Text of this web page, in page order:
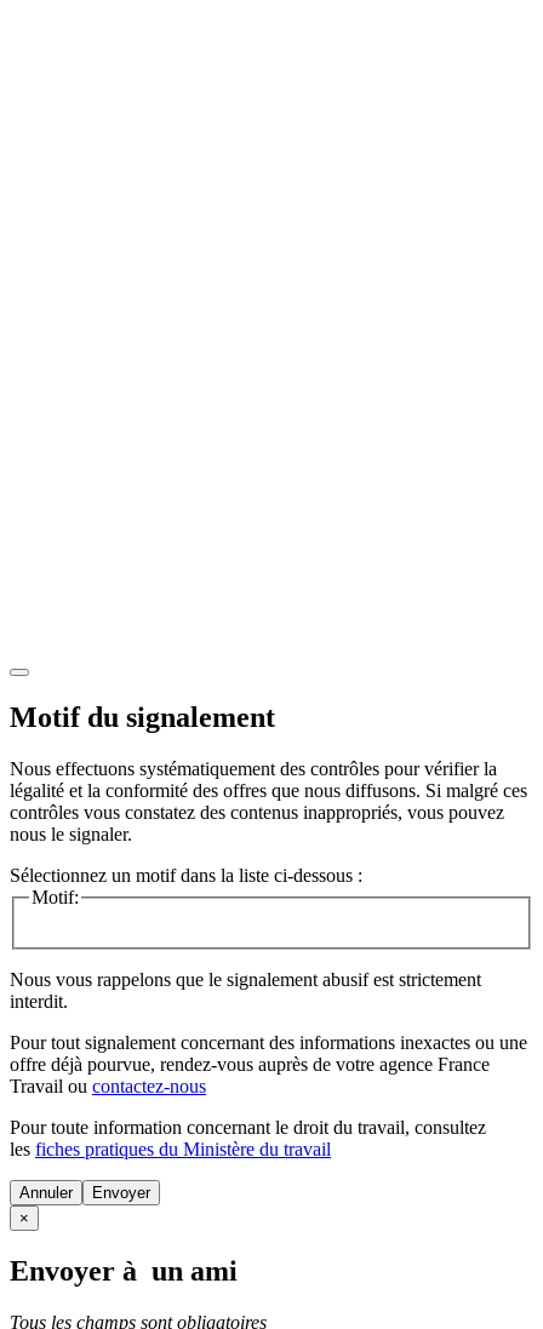
Motif du signalement
Nous effectuons systématiquement des contrôles pour vérifier la
légalité et la conformité des offres que nous diffusons. Si malgré ces
contrôles vous constatez des contenus inappropriés, vous pouvez
nous le signaler.
Sélectionnez un motif dans la liste ci-dessous :
Motif:
Nous vous rappelons que le signalement abusif est strictement
interdit.
Pour tout signalement concernant des informations inexactes ou une
offre déjà pourvue, rendez-vous auprès de votre agence France
Travail ou contactez-nous
Pour toute information concernant le droit du travail, consultez
les fiches pratiques du Ministère du travail
Annuler
×
Envoyer à un ami
Tous les champs sont obligatoires